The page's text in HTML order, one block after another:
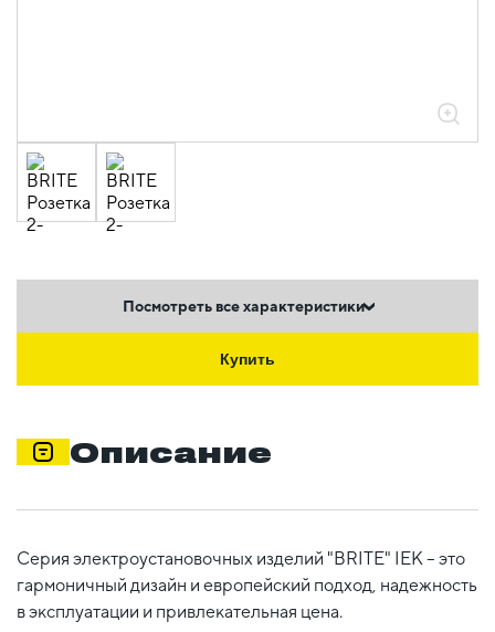
Посмотреть все характеристики
Купить
Описание
Серия электроустановочных изделий "BRITE" IEK – это
гармоничный дизайн и европейский подход, надежность
в эксплуатации и привлекательная цена.